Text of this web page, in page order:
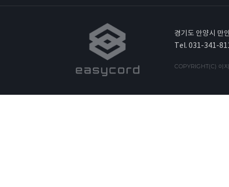
경기도 안양시 만
Tel. 031-341-
COPYRIGHT(C) 이